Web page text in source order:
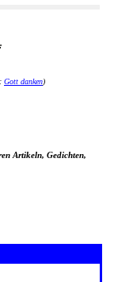
:
Gott danken)
Artikeln, Gedichten,